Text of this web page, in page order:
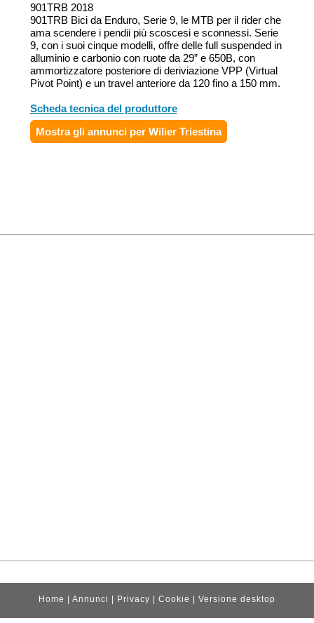
901TRB 2018
901TRB Bici da Enduro, Serie 9, le MTB per il rider che
ama scendere i pendii più scoscesi e sconnessi. Serie
9, con i suoi cinque modelli, offre delle full suspended in
alluminio e carbonio con ruote da 29” e 650B, con
ammortizzatore posteriore di deriviazione VPP (Virtual
Pivot Point) e un travel anteriore da 120 fino a 150 mm.
Scheda tecnica del produttore
Mostra gli annunci per Wilier Triestina
Home | Annunci | Privacy | Cookie | Versione desktop